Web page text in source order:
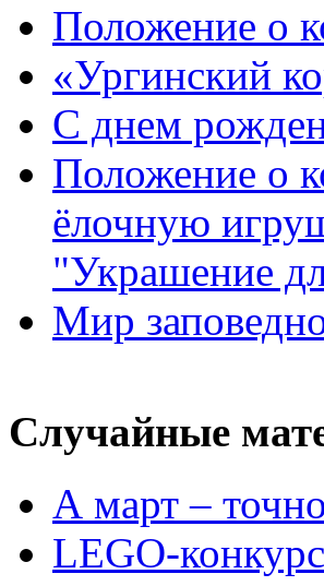
Положение о
«Ургинский
С днем
Положение о
ёлочную
"Украшение
Мир
Случайные
А март –
LEGO-конкурс